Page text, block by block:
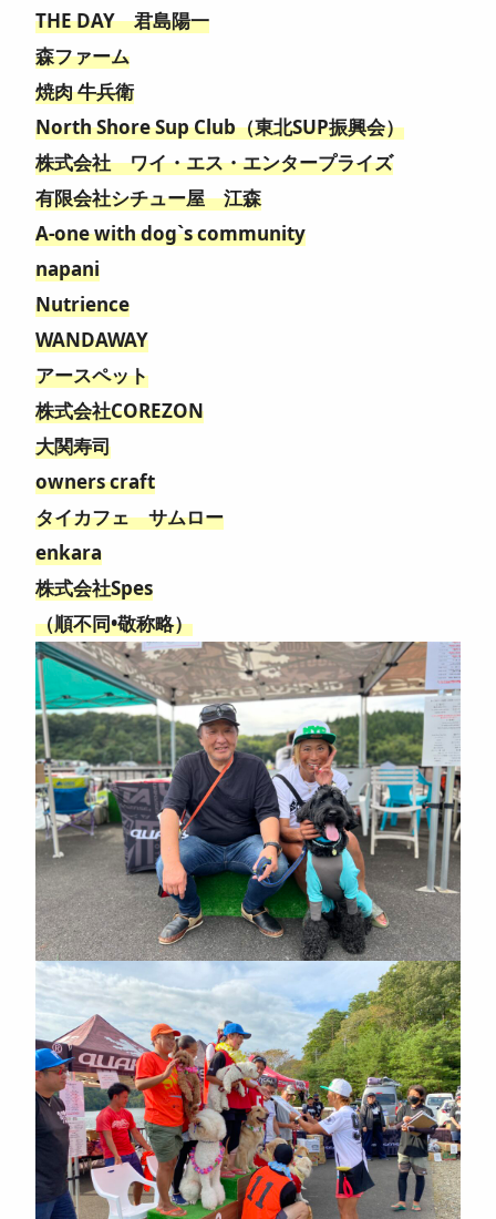
THE DAY 君島陽一
森ファーム
焼肉 牛兵衛
North Shore Sup Club（東北SUP振興会）
株式会社 ワイ・エス・エンタープライズ
有限会社シチュー屋 江森
A-one with dog`s community
napani
Nutrience
WANDAWAY
アースペット
株式会社COREZON
大関寿司
owners craft
タイカフェ サムロー
enkara
株式会社Spes
（順不同•敬称略）